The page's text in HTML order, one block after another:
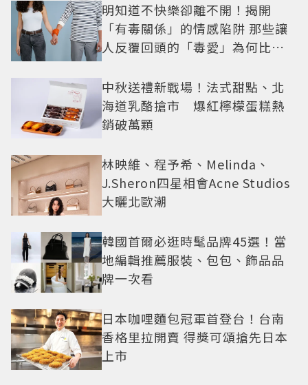
明知道不快樂卻離不開！揭開
「有毒關係」的情感陷阱 那些讓
人反覆回頭的「毒愛」為何比菸
中秋送禮新戰場！法式甜點、北
海道乳酪搶市 爆紅檸檬蛋糕熱
銷破萬顆
林映維、程予希、Melinda、
J.Sheron四星相會Acne Studios
大曬北歐潮
韓國首爾必逛時髦品牌45選！當
地編輯推薦服裝、包包、飾品品
牌一次看
日本咖哩麵包冠軍首登台！台南
香格里拉開賣 得獎可頌搶先日本
上市